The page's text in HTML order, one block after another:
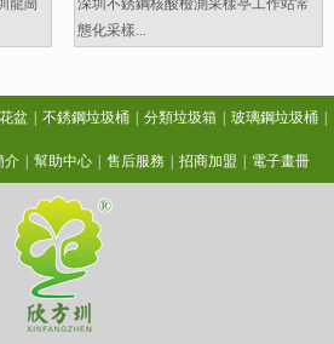
龍崗
深圳不銹鋼核酸檢測采樣亭工作站常
態化采樣...
盆 不銹鋼垃圾桶 分類垃圾箱 玻璃鋼垃圾桶
介 幫助中心 售后服務 招商加盟 電子畫冊